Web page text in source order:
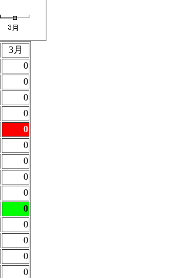
3月
0
0
0
0
0
0
0
0
0
0
0
0
0
0